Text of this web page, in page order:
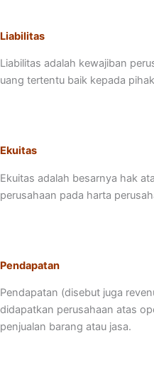
Liabilitas
Liabilitas adalah kewajiban
uang tertentu baik kepada
Ekuitas
Ekuitas adalah besarnya hak
perusahaan pada harta
Pendapatan
Pendapatan (disebut juga
didapatkan perusahaan atas
penjualan barang atau jasa.